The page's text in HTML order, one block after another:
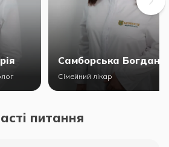
Самборська Богдана
Сімейний лікар
питання